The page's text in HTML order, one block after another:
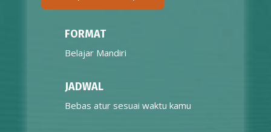
FORMAT
Belajar Mandiri
Bebas atur sesuai waktu kamu